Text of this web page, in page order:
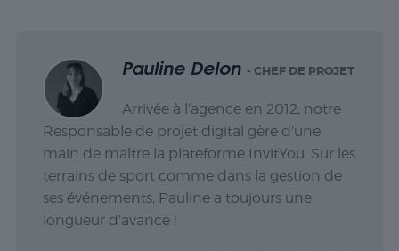
Pauline Delon - CHEF DE PROJET
Arrivée à l’agence en 2012, notre
Responsable de projet digital gère d’une
main de maître la plateforme InvitYou. Sur les
terrains de sport comme dans la gestion de
ses événements, Pauline a toujours une
longueur d’avance !